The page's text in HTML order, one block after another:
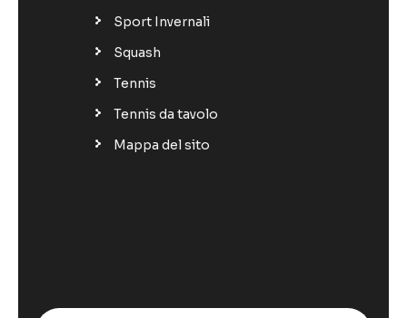
Sport Invernali
Squash
Tennis
Tennis da tavolo
Mappa del sito